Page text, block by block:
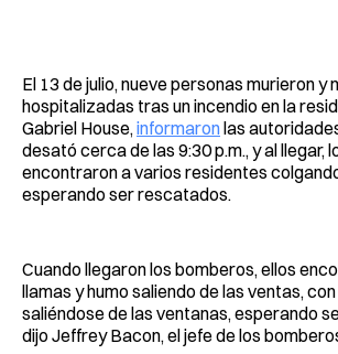
El 13 de julio, nueve personas murieron y
hospitalizadas tras un incendio en la
Gabriel House, informaronlas
desató cerca de las 9:30 p.m., y al llegar,
encontraron a varios residentes
esperando ser rescatados.
Cuando llegaron los bomberos, ellos
llamas y humo saliendo de las ventas,
saliéndose de las ventanas, esperando
dijo Jeffrey Bacon, el jefe de los